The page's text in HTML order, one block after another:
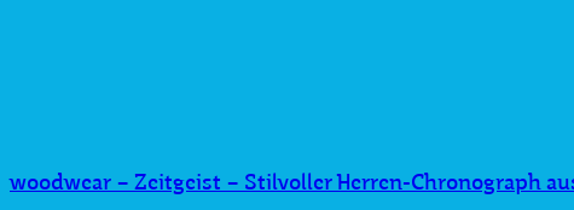
woodwear – Zeitgeist – Stilvoller Herren-Chronograph